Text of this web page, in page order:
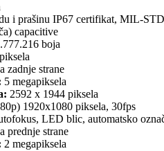
i prašinu IP67 certifikat, MIL-
capacitive
boja
zadnje strane
5 megapiksela
2592 х 1944 piksela
1920x1080 piksela, 30fps
LED blic, automatsko
prednje strane
2 megapiksela